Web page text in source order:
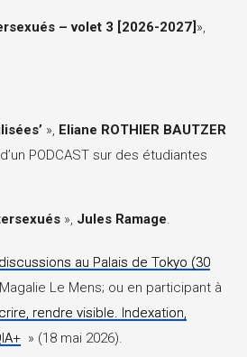
– volet 3 [2026-2027] »,
», Eliane ROTHIER BAUTZER
PODCAST sur des étudiantes
», Jules Ramage.
au Palais de Tokyo (30
Le Mens; ou en participant à
rendre visible. Indexation,
» (18 mai 2026).